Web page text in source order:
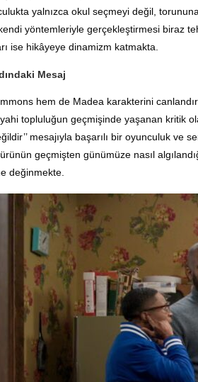
yalnızca okul seçmeyi değil,
yöntemleriyle gerçekleştirmesi biraz
ise hikâyeye dinamizm katmakta.
Mesaj
hem de Madea karakterini
topluluğun geçmişinde yaşanan kritik
mesajıyla başarılı bir oyunculuk ve
geçmişten günümüze nasıl
değinmekte.